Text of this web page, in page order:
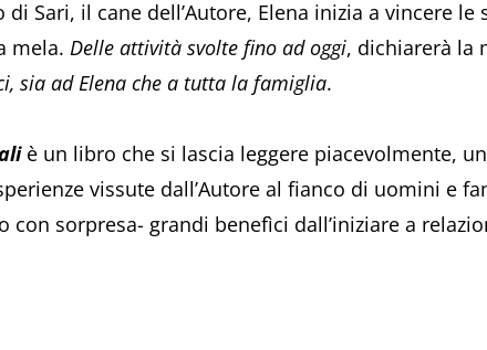
Sari, il cane dell’Autore, Elena inizia a vincere le
mela. Delle attività svolte fino ad oggi, dichiarerà la
sia ad Elena che a tutta la famiglia.
è un libro che si lascia leggere piacevolmente,
vissute dall’Autore al fianco di uomini e
con sorpresa- grandi benefìci dall’iniziare a